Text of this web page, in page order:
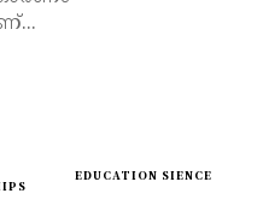
EDUCATION SIENCE